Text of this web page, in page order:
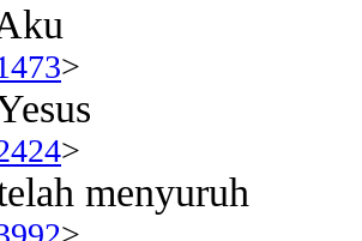
>
>
menyuruh